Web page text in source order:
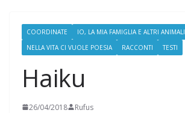
COORDINATE
IO, LA MIA FAMIGLIA E ALTRI ANIMALI
NELLA VITA CI VUOLE POESIA
RACCONTI TESTI
Haiku
26/04/2018 Rufus